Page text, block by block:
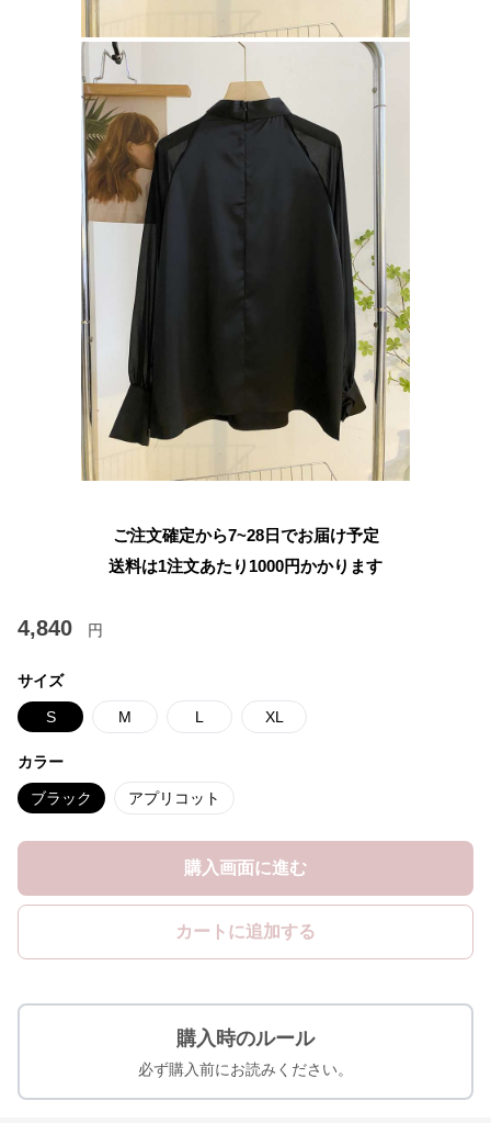
ご注文確定から7~28日でお届け予定
送料は1注文あたり 1000円かかります
4,840 円
サイズ
S M L XL
カラー
ブラック アプリコット
購入画面に進む
カートに追加する
購入時のルール
必ず購入前にお読みください。